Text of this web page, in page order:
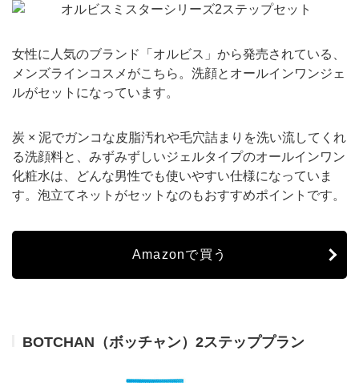
女性に人気のブランド「オルビス」から発売されている、
メンズラインコスメがこちら。洗顔とオールインワンジェ
ルがセットになっています。
炭 × 泥でガンコな皮脂汚れや毛穴詰まりを洗い流してくれ
る洗顔料と、みずみずしいジェルタイプのオールインワン
化粧水は、どんな男性でも使いやすい仕様になっていま
す。泡立てネットがセットなのもおすすめポイントです。
Amazonで買う
BOTCHAN（ボッチャン）2ステッププラン